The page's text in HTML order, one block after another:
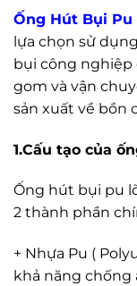
Ống Hút Bụi Pu
lựa chọn sử
bụi công nghiệp
gom và vận
sản xuất về bồn
1.Cấu tạo của
Ống hút bụi pu
2 thành phần
+ Nhựa Pu (
khả năng chống